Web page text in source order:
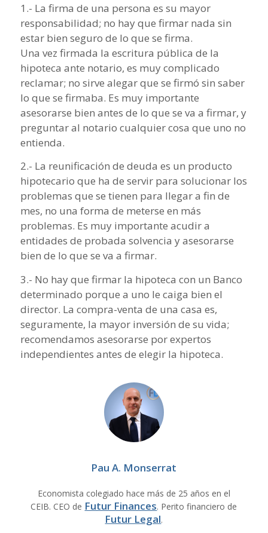
1.- La firma de una persona es su mayor
responsabilidad; no hay que firmar nada sin
estar bien seguro de lo que se firma.
Una vez firmada la escritura pública de la
hipoteca ante notario, es muy complicado
reclamar; no sirve alegar que se firmó sin saber
lo que se firmaba. Es muy importante
asesorarse bien antes de lo que se va a firmar, y
preguntar al notario cualquier cosa que uno no
entienda.
2.- La reunificación de deuda es un producto
hipotecario que ha de servir para solucionar los
problemas que se tienen para llegar a fin de
mes, no una forma de meterse en más
problemas. Es muy importante acudir a
entidades de probada solvencia y asesorarse
bien de lo que se va a firmar.
3.- No hay que firmar la hipoteca con un Banco
determinado porque a uno le caiga bien el
director. La compra-venta de una casa es,
seguramente, la mayor inversión de su vida;
recomendamos asesorarse por expertos
independientes antes de elegir la hipoteca.
Pau A. Monserrat
Economista colegiado hace más de 25 años en el
CEIB. CEO de Futur Finances. Perito financiero de
Futur Legal.